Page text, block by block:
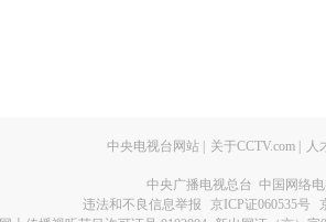
中央电视台网站 关于CCTV.com 人
中央广播电视总台 中国网络
违法和不良信息举报
京ICP证060535号